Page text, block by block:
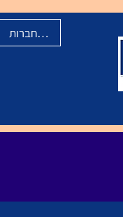
להתחברות